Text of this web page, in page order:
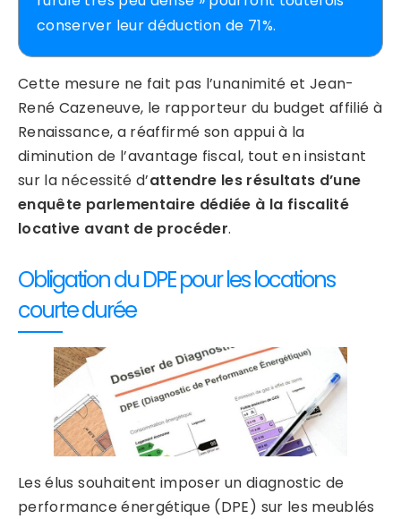
conserver leur déduction de 71%.
Cette mesure ne fait pas l’unanimité et Jean-
René Cazeneuve, le rapporteur du budget affilié à
Renaissance, a réaffirmé son appui à la
diminution de l’avantage fiscal, tout en insistant
sur la nécessité d’attendre les résultats d’une
enquête parlementaire dédiée à la fiscalité
locative avant de procéder.
Obligation du DPE pour les locations
courte durée
Les élus souhaitent imposer un diagnostic de
performance énergétique (DPE) sur les meublés